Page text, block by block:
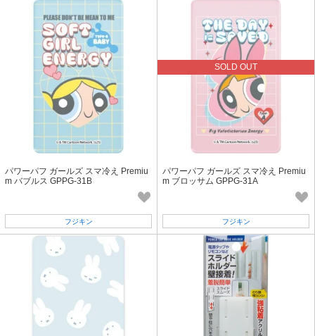
パワーパフ ガールズ スマ冷え Premiu
m バブルス GPPG-31B
フジキン
SOLD OUT
パワーパフ ガールズ スマ冷え Premiu
m ブロッサム GPPG-31A
フジキン